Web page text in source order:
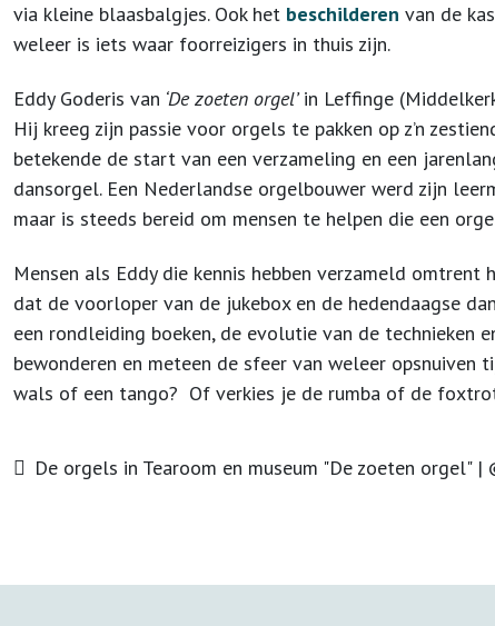
via kleine blaasbalgjes. Ook het beschilderen van de
weleer is iets waar foorreizigers in thuis zijn.
Eddy Goderis van ‘De zoeten orgel’in Leffinge
Hij kreeg zijn passie voor orgels te pakken op z’n
betekende de start van een verzameling en een
dansorgel. Een Nederlandse orgelbouwer werd zijn
maar is steeds bereid om mensen te helpen die een
Mensen als Eddy die kennis hebben verzameld
dat de voorloper van de jukebox en de hedendaagse
een rondleiding boeken, de evolutie van de technieken
bewonderen en meteen de sfeer van weleer
wals of een tango? Of verkies je de rumba of de
De orgels in Tearoom en museum "De zoeten orgel"